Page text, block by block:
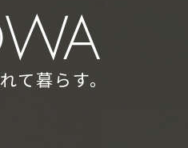
て暮らす。